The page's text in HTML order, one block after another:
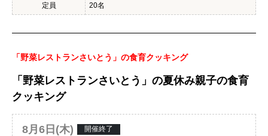
定員 20名
「野菜レストランさいとう」の食育クッキング
「野菜レストランさいとう」の夏休み親子の食育
クッキング
8月6日(木) 開催終了